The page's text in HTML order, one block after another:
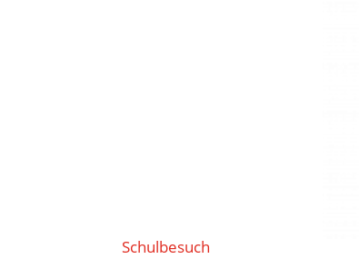
Schulbesuch